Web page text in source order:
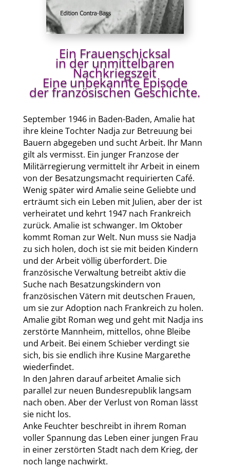
Ein Frauenschicksal
in der unmittelbaren
Nachkriegszeit
Eine unbekannte Episode
der französischen Geschichte.
September 1946 in Baden-Baden, Amalie hat
ihre kleine Tochter Nadja zur Betreuung bei
Bauern abgegeben und sucht Arbeit. Ihr Mann
gilt als vermisst. Ein junger Franzose der
Militärregierung vermittelt ihr Arbeit in einem
von der Besatzungsmacht requirierten Café.
Wenig später wird Amalie seine Geliebte und
erträumt sich ein Leben mit Julien, aber der ist
verheiratet und kehrt 1947 nach Frankreich
zurück. Amalie ist schwanger. Im Oktober
kommt Roman zur Welt. Nun muss sie Nadja
zu sich holen, doch ist sie mit beiden Kindern
und der Arbeit völlig überfordert. Die
französische Verwaltung betreibt aktiv die
Suche nach Besatzungskindern von
französischen Vätern mit deutschen Frauen,
um sie zur Adoption nach Frankreich zu holen.
Amalie gibt Roman weg und geht mit Nadja ins
zerstörte Mannheim, mittellos, ohne Bleibe
und Arbeit. Bei einem Schieber verdingt sie
sich, bis sie endlich ihre Kusine Margarethe
wiederfindet.
In den Jahren darauf arbeitet Amalie sich
parallel zur neuen Bundesrepublik langsam
nach oben. Aber der Verlust von Roman lässt
sie nicht los.
Anke Feuchter beschreibt in ihrem Roman
voller Spannung das Leben einer jungen Frau
in einer zerstörten Stadt nach dem Krieg, der
noch lange nachwirkt.